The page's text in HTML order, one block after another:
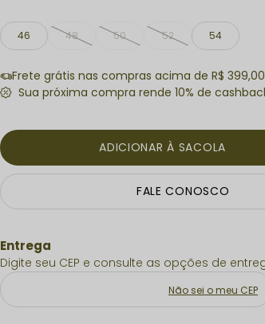
46 48 50 52 54
ADICIONAR À SACOLA
Frete grátis nas compras acima de R$ 399,00
FALE CONOSCO
Não sei o meu CEP